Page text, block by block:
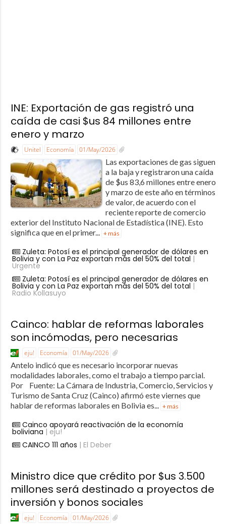
INE: Exportación de gas registró una
caída de casi $us 84 millones entre
enero y marzo
Unitel Economía 01/May/2026
Las exportaciones de gas siguen
a la baja y registraron una caída
de $us 83,6 millones entre enero
y marzo de este año en términos
de valor, de acuerdo con el
reciente reporte de comercio
exterior del Instituto Nacional de Estadística (INE). Esto
significa que en el primer...
+ más
Zuleta: Potosí es el principal generador de dólares en
Bolivia y con La Paz exportan más del 50% del total |
Urgente
Zuleta: Potosí es el principal generador de dólares en
Bolivia y con La Paz exportan más del 50% del total |
Radio Kollasuyo
Cainco: hablar de reformas laborales
son incómodas, pero necesarias
eju! Economía 01/May/2026
Antelo indicó que es necesario incorporar nuevas
modalidades laborales, como el trabajo a tiempo parcial.
Por Fuente: La Cámara de Industria, Comercio, Servicios y
Turismo de Santa Cruz (Cainco) afirmó este viernes que
hablar de reformas laborales en Bolivia es...
+ más
Cainco apoyará reactivación de la economía
boliviana | eju!
CAINCO 111 años | El Deber
Ministro dice que crédito por $us 3.500
millones será destinado a proyectos de
inversión y bonos sociales
eju! Economía 01/May/2026